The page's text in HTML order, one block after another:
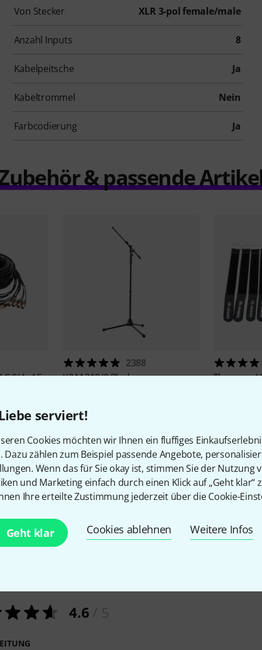
serviert!
Cookies möchten wir Ihnen ein fluffiges
Dazu zählen zum Beispiel passende Angebote,
Wenn das für Sie okay ist, stimmen Sie der Nutzung
und Marketing einfach durch einen Klick auf „Geht klar“
Ihre erteilte Zustimmung jederzeit über die Cookie-
Geht klar Cookies ablehnen Weitere Infos
Von Stecker XLR 3-pol female/male
Anzahl Inputs 8
Kabelpeitsche Ja
Kabeltrommel Nein
Farbcodierung Ja
& passende
8/4 - 15
2388
K&M210/9 Black
UVP: 74,90 €
-27%
Thomann
72Kundenbewertungen
4.6